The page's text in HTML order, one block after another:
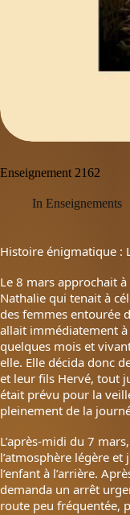
Enseignement 2162
In Enseignements
Histoire énigmatique :
Le 8 mars approchait
Nathalie qui tenait à
des femmes entourée
allait immédiatement à
quelques mois et
elle. Elle décida donc
et leur fils Hervé, tout
était prévu pour la
pleinement de la
L’après-midi du 7
l’atmosphère légère
l’enfant à l’arrière.
demanda un arrêt
route peu fréquentée,